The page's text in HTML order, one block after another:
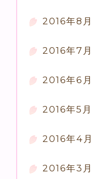
2016年8月
2016年7月
2016年6月
2016年5月
2016年4月
2016年3月